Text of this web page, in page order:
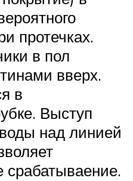
протечках.
в пол
вверх.
в
Выступ
над линией
срабатываение.